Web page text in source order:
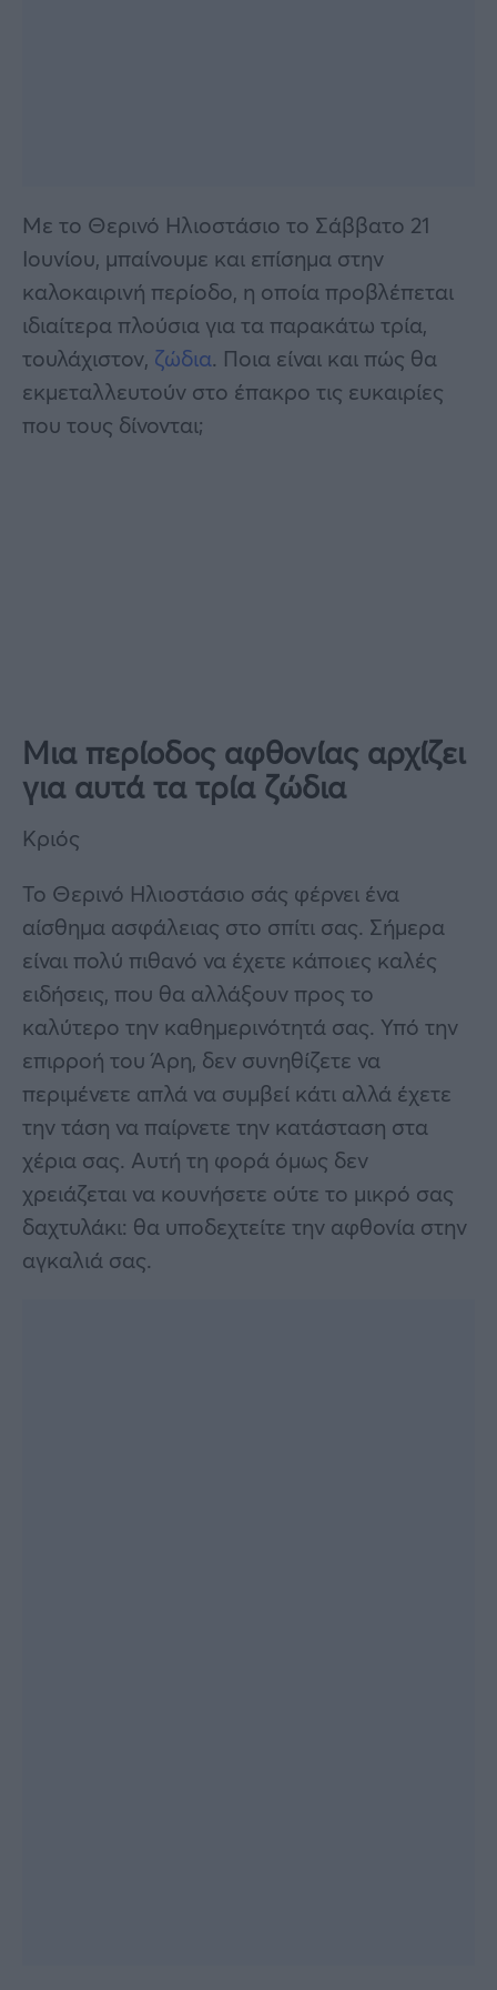
Με το Θερινό Ηλιοστάσιο το Σάββατο 21
Ιουνίου, μπαίνουμε και επίσημα στην
καλοκαιρινή περίοδο, η οποία προβλέπεται
ιδιαίτερα πλούσια για τα παρακάτω τρία,
τουλάχιστον, ζώδια. Ποια είναι και πώς θα
εκμεταλλευτούν στο έπακρο τις ευκαιρίες
που τους δίνονται;
Μια περίοδος αφθονίας αρχίζει
για αυτά τα τρία ζώδια
Κριός
Το Θερινό Ηλιοστάσιο σάς φέρνει ένα
αίσθημα ασφάλειας στο σπίτι σας. Σήμερα
είναι πολύ πιθανό να έχετε κάποιες καλές
ειδήσεις, που θα αλλάξουν προς το
καλύτερο την καθημερινότητά σας. Υπό την
επιρροή του Άρη, δεν συνηθίζετε να
περιμένετε απλά να συμβεί κάτι αλλά έχετε
την τάση να παίρνετε την κατάσταση στα
χέρια σας. Αυτή τη φορά όμως δεν
χρειάζεται να κουνήσετε ούτε το μικρό σας
δαχτυλάκι: θα υποδεχτείτε την αφθονία στην
αγκαλιά σας.